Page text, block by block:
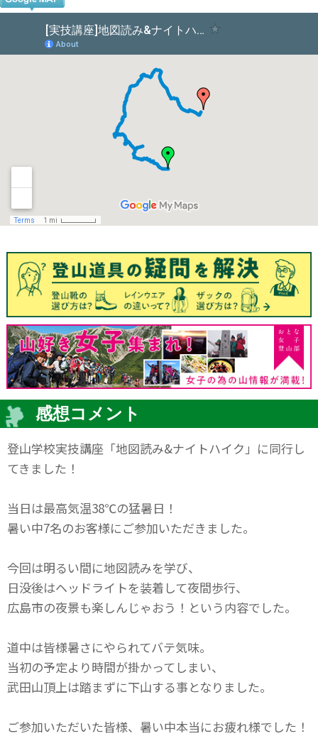
感想コメント
登山学校実技講座「地図読み&ナイトハイク」に同行し
てきました！
当日は最高気温38℃の猛暑日！
暑い中7名のお客様にご参加いただきました。
今回は明るい間に地図読みを学び、
日没後はヘッドライトを装着して夜間歩行、
広島市の夜景も楽しんじゃおう！という内容でした。
道中は皆様暑さにやられてバテ気味。
当初の予定より時間が掛かってしまい、
武田山頂上は踏まずに下山する事となりました。
ご参加いただいた皆様、暑い中本当にお疲れ様でした！